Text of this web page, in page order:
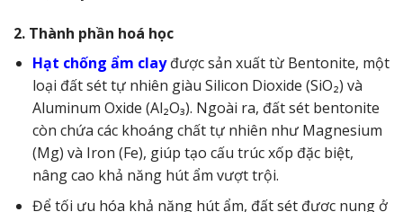
2. Thành phần hoá học
Hạt chống ẩm clayđược sản xuất từ Bentonite, một
loại đất sét tự nhiên giàu Silicon Dioxide (SiO₂) và
Aluminum Oxide (Al₂O₃). Ngoài ra, đất sét bentonite
còn chứa các khoáng chất tự nhiên như Magnesium
(Mg) và Iron (Fe), giúp tạo cấu trúc xốp đặc biệt,
nâng cao khả năng hút ẩm vượt trội.
Để tối ưu hóa khả năng hút ẩm, đất sét được nung ở